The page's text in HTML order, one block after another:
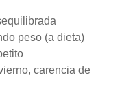
peso (a dieta)
carencia de